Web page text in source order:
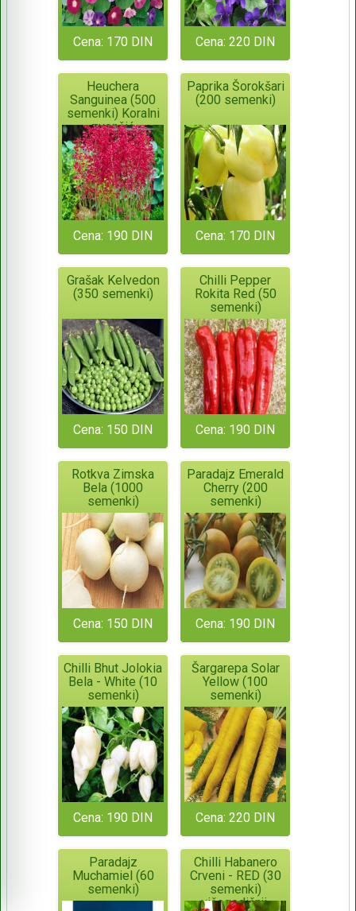
Cena: 170 DIN Cena: 220 DIN
Heuchera
Sanguinea (500
semenki) Koralni
zvončić
Cena: 190 DIN
Paprika Šorokšari
(200 semenki)
Cena: 170 DIN
Grašak Kelvedon
(350 semenki)
Cena: 150 DIN
Chilli Pepper
Rokita Red (50
semenki)
Cena: 190 DIN
Rotkva Zimska
Bela (1000
semenki)
Cena: 150 DIN
Paradajz Emerald
Cherry (200
semenki)
Cena: 190 DIN
Chilli Bhut Jolokia
Bela - White (10
semenki)
Cena: 190 DIN
Šargarepa Solar
Yellow (100
semenki)
Cena: 220 DIN
Paradajz
Muchamiel (60
semenki)
Chilli Habanero
Crveni - RED (30
semenki)
višegodišnji,